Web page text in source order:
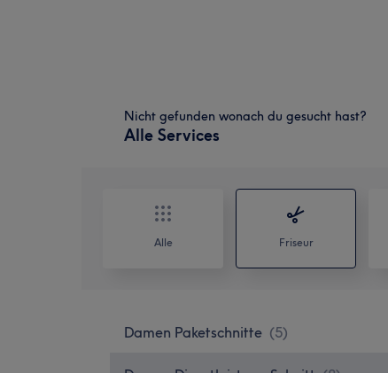
Nicht gefunden wonach du gesucht hast?
Alle Services
Alle Friseur
Damen Paketschnitte (5)